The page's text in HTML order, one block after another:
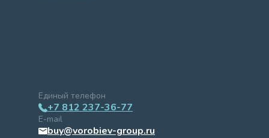
Единый телефон
+7 812 237-36-77
E-mail
buy@vorobiev-group.ru